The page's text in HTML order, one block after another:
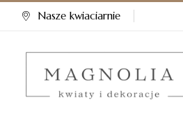
Nasze kwiaciarnie